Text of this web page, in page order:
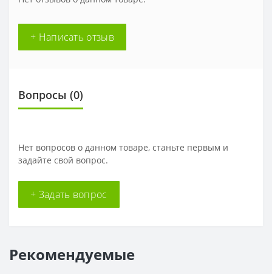
+ Написать отзыв
Вопросы (0)
Нет вопросов о данном товаре, станьте первым и
задайте свой вопрос.
+ Задать вопрос
Рекомендуемые